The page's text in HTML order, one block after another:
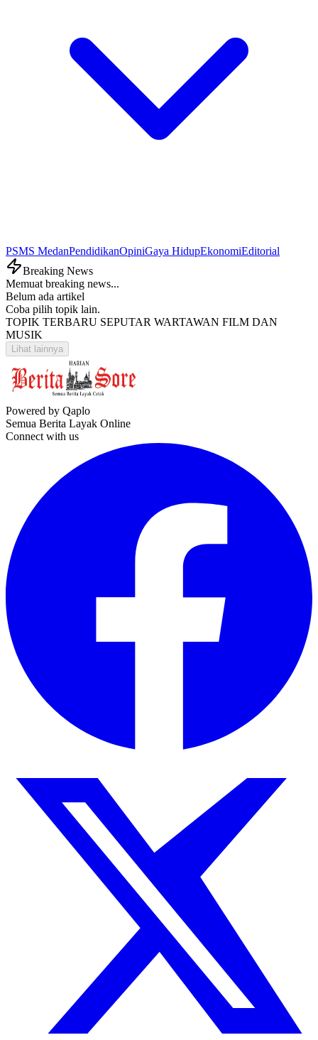
PSMS MedanPendidikanOpiniGaya HidupEkonomiEditorial
Breaking News
Memuat breaking news...
Belum ada artikel
Coba pilih topik lain.
TOPIK TERBARU SEPUTAR WARTAWAN FILM DAN
MUSIK
Lihat lainnya
Powered by Qaplo
Semua Berita Layak Online
Connect with us